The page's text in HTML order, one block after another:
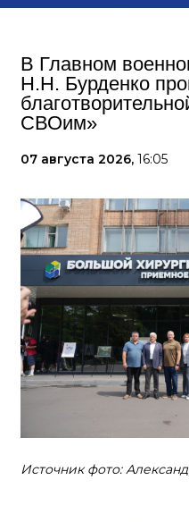
В Главном
Н.Н. Бурденко
СВОим»
07 августа 2026, 16:05
Источник фото: